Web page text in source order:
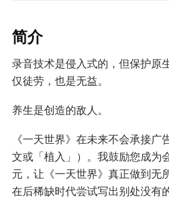
简介
录音技术是侵入式的，但保护原
仅徒劳，也是无益。
养生是创造的敌人。
《一天世界》在未来不会承接广
文或「植入」）。我鼓励您成为
元，让《一天世界》真正做到无
在后稀缺时代尝试写出别处没有